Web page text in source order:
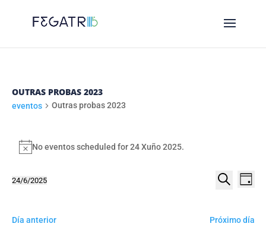
OUTRAS PROBAS 2023
eventos Outras probas 2023
EVENTOS
FOR
XUÑO
Notice
No eventos scheduled for 24 Xuño 2025.
DE
DE
Day
24/6/2025
Día anterior
Próximo día